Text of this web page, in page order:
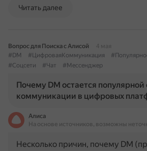
Читать далее
Вопрос для Поиска с Алисой
4 мая
#DM
#ЦифроваяКоммуникация
#Соцсети
#Чат #Мессенджер
Почему DM остается
коммуникации в цифровых
Алиса
На основе источников, возможны
Несколько причин, почему DM